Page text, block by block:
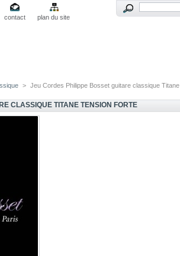
contact
plan du site
> Jeu Cordes Philippe Bosset guitare classique Titane
CLASSIQUE TITANE TENSION FORTE